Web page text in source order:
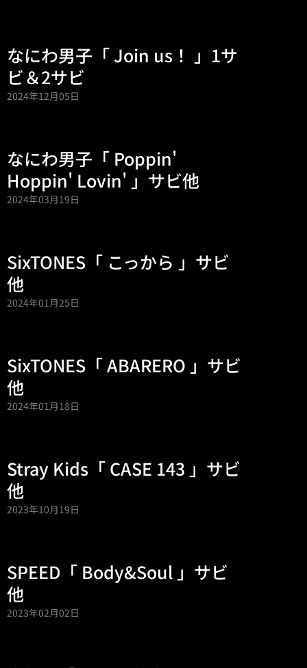
なにわ男子「 Join us！ 」1サ
ビ＆2サビ
2024年12月05日
なにわ男子「 Poppin'
Hoppin' Lovin' 」サビ他
2024年03月19日
SixTONES「 こっから 」サビ
他
2024年01月25日
SixTONES「 ABARERO 」サビ
他
2024年01月18日
Stray Kids「 CASE 143 」サビ
他
2023年10月19日
SPEED「 Body&Soul 」サビ
他
2023年02月02日